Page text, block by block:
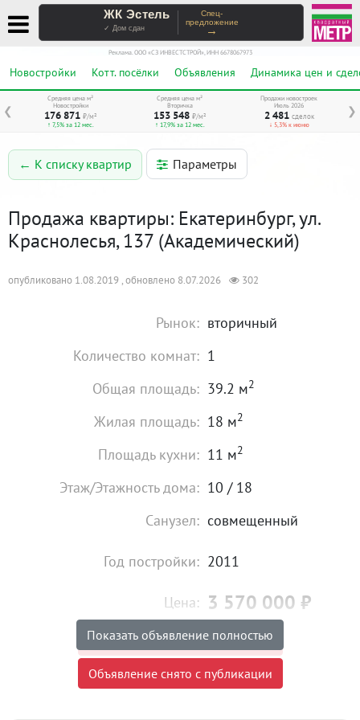
ЖК Эстель
✓ Дом сдан
Спец-
предложение
→
Реклама. ООО «СЗ ИНВЕСТСТРОЙ», ИНН 6678067973
Новостройки Котт. посёлки Объявления Динамика цен и
❮ ❯
Средняя цена м²
Новостройки
176 871 ₽/м²
↑ 7,5% за 12 мес.
Средняя цена м²
Вторичка
153 548 ₽/м²
↑ 17,9% за 12 мес.
Продажи новостроек
Июль 2026
2 481 сделок
↓ 5,3% к июню
← К списку квартир Параметры
Продажа квартиры: Екатеринбург, ул.
Краснолесья, 137 (Академический)
опубликовано 1.08.2019 , обновлено 8.07.2026 302
Рынок: вторичный
Количество комнат: 1
Общая площадь: 39.2 м2
Жилая площадь: 18 м2
Площадь кухни: 11 м2
Этаж/Этажность дома: 10 / 18
Санузел: совмещенный
Год постройки: 2011
Цена: 3 570 000 ₽
Объявление снято с публикации
Ипотека: Не подходит
Показать объявление полностью
Объявление снято с публикации